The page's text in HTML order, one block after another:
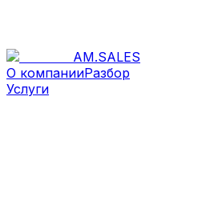
AM.SALES
О компанииРазбор
Услуги